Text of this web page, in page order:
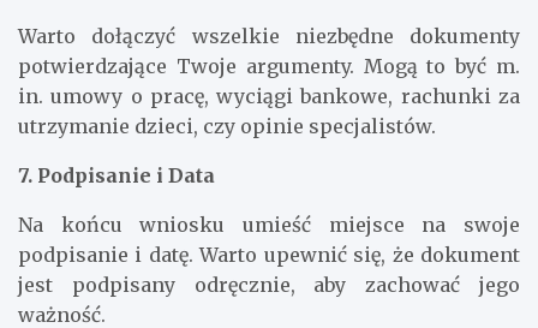
Warto dołączyć wszelkie niezbędne dokumenty
potwierdzające Twoje argumenty. Mogą to być m.
in. umowy o pracę, wyciągi bankowe, rachunki za
utrzymanie dzieci, czy opinie specjalistów.
7. Podpisanie i Data
Na końcu wniosku umieść miejsce na swoje
podpisanie i datę. Warto upewnić się, że dokument
jest podpisany odręcznie, aby zachować jego
ważność.